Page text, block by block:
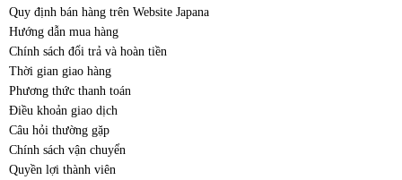
Quy định bán hàng trên Website Japana
Hướng dẫn mua hàng
Chính sách đổi trả và hoàn tiền
Thời gian giao hàng
Phương thức thanh toán
Điều khoản giao dịch
Câu hỏi thường gặp
Chính sách vận chuyển
Quyền lợi thành viên